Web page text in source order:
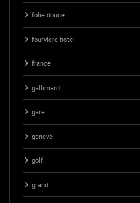
folie douce
fourviere hotel
france
gallimard
gare
geneve
golf
grand